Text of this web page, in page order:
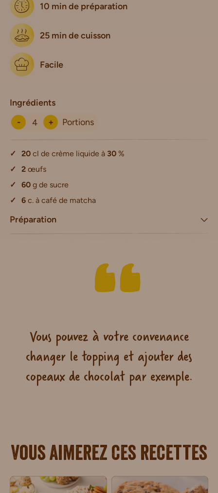
10 min de préparation
25 min de cuisson
Facile
Ingrédients
-
+ Portions
20 cl de crème liquide à 30 %
2 œufs
60 g de sucre
6 c. à café de matcha
Préparation
Vous pouvez à votre convenance
changer le topping et ajouter des
copeaux de chocolat par exemple.
Vous aimerez ces recettes